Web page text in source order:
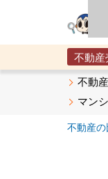
不動産
メタ住
不動
マン
不動産